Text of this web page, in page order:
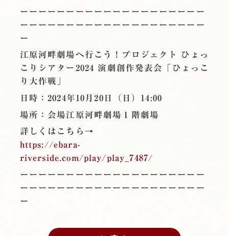
ーーーーーーーーーーーーーーーーーーーー
ーーーーーーーーーーーーーーーーーーーー
ー
江原河畔劇場へ行こう！プロジェクト ひょっ
こりシアター2024 演劇創作発表会「ひょっこ
り大作戦」
日時：2024年10月20日（日）14:00
場所：会場江原河畔劇場１階劇場
詳しくはこちら→
https://ebara-
riverside.com/play/play_7487/
ーーーーーーーーーーーーーーーーーーーー
ーーーーーーーーーーーーーーーーーーーー
ー